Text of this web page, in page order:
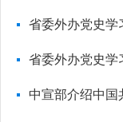
省委外办党史学
省委外办党史学
中宣部介绍中国